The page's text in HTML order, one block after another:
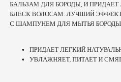
БАЛЬЗАМ ДЛЯ БОРОДЫ, И
БЛЕСК ВОЛОСАМ. ЛУЧШИЙ
С ШАМПУНЕМ ДЛЯ МЫТЬЯ
ПРИДАЕТ ЛЕГКИЙ
УВЛАЖНЯЕТ, ПИТАЕТ И